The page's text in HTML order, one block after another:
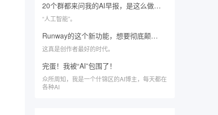
20个群都来问我的AI早报，是这么做的。
“人工智能”。
Runway的这个新功能，想要彻底颠覆动捕行业。
这真是创作者最好的时代。
完蛋！我被“AI”包围了！
众所周知，我是一个什锦区的AI博主，每天都在
各种AI